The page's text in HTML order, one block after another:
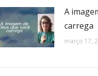
A
carrega
março 17,